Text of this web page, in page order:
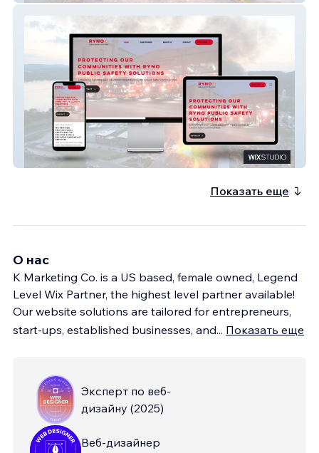
Ryno Public Safety
Показать еще
О нас
K Marketing Co. is a US based, female owned, Legend
Level Wix Partner, the highest level partner available!
Our website solutions are tailored for entrepreneurs,
start-ups, established businesses, and... Показать еще
Эксперт по веб-
дизайну (2025)
Веб-дизайнер